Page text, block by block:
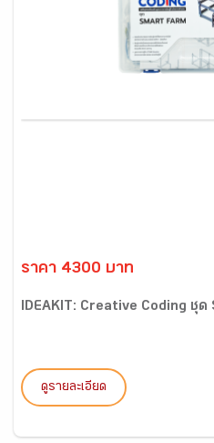
ราคา 4300 บาท
IDEAKIT: Creative Coding ชุ
ดูรายละเอียด